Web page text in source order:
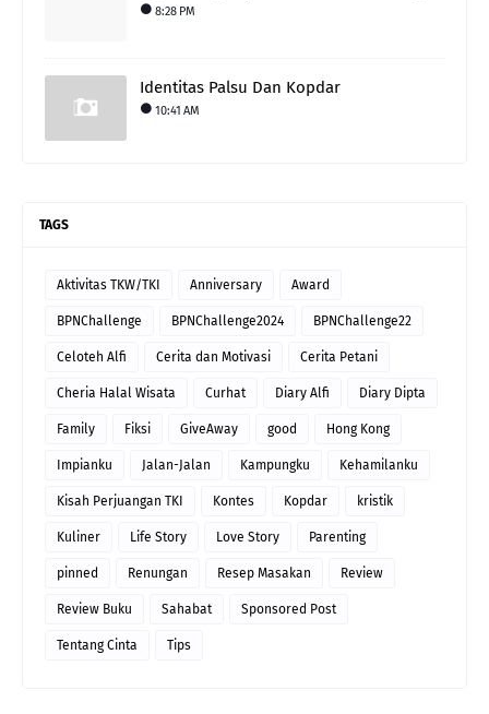
8:28 PM
Identitas Palsu Dan Kopdar
10:41 AM
TAGS
Aktivitas TKW/TKI Anniversary Award
BPNChallenge BPNChallenge2024 BPNChallenge22
Celoteh Alfi Cerita dan Motivasi Cerita Petani
Cheria Halal Wisata Curhat Diary Alfi Diary Dipta
Family Fiksi GiveAway good Hong Kong
Impianku Jalan-Jalan Kampungku Kehamilanku
Kisah Perjuangan TKI Kontes Kopdar kristik
Kuliner Life Story Love Story Parenting
pinned Renungan Resep Masakan Review
Review Buku Sahabat Sponsored Post
Tentang Cinta Tips